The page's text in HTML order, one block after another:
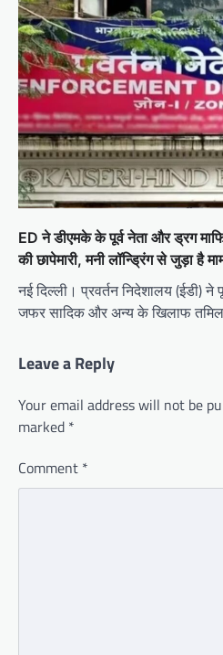
ED ने डीएमके के पूर्व नेता और ड्रग
की छापेमारी, मनी लॉन्ड्रिंग से जुड़ा है
नई दिल्ली। प्रवर्तन निदेशालय (ईडी) ने
जफर सादिक और अन्य के खिलाफ
Leave a Reply
Your email address will not be
marked *
Comment *